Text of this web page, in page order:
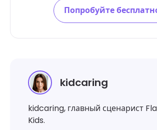
Попробуйте
kidcaring
kidcaring, главный сценарист
Kids.